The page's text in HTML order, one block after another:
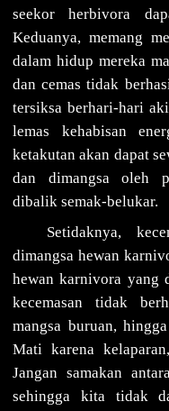
seekor herbivora
Keduanya, memang
dalam hidup mereka
dan cemas tidak
tersiksa berhari-hari
lemas kehabisan
ketakutan akan dapat
dan dimangsa oleh
dibalik semak-belukar.
Setidaknya,
dimangsa hewan
hewan karnivora yang
kecemasan tidak
mangsa buruan,
Mati karena
Jangan samakan
sehingga kita tidak